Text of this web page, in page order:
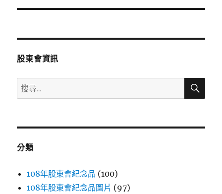
篇
章:
股東會資訊
搜
尋
鍵
搜
分類
108年股東會紀念品 (100)
108年股東會紀念品圖片 (97)